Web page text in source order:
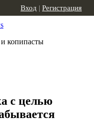
копипасты
Вход | Регистрация
с целью